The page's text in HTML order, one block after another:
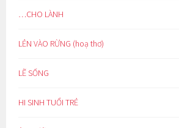
…CHO LÀNH
LẺN VÀO RỪNG (hoạ thơ)
LẼ SỐNG
HI SINH TUỔI TRẺ